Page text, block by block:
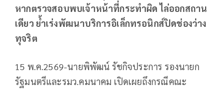
หากตรวจสอบพบเจ้าหน้าที่กระทำผิด ไล่ออกสถาน
เดียว ย้ำเร่งพัฒนาบริการอิเล็กทรอนิกส์ปิดช่องว่าง
ทุจริต
15 พ.ค.2569-นายพิพัฒน์ รัชกิจประการ รองนายก
รัฐมนตรีและรมว.คมนาคม เปิดเผยถึงกรณีคณะ